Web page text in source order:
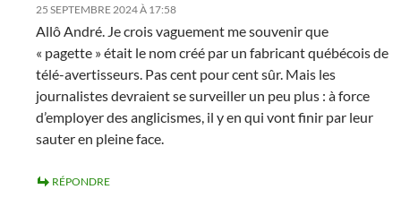
25 SEPTEMBRE 2024 À 17:58
Allô André. Je crois vaguement me souvenir que
« pagette » était le nom créé par un fabricant québécois de
télé-avertisseurs. Pas cent pour cent sûr. Mais les
journalistes devraient se surveiller un peu plus : à force
d’employer des anglicismes, il y en qui vont finir par leur
sauter en pleine face.
RÉPONDRE